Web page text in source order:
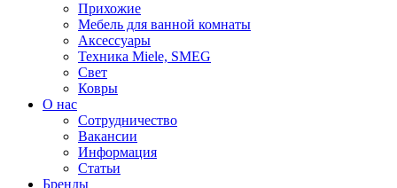
Прихожие
Мебель для ванной комнаты
Аксессуары
Техника Miele, SMEG
Свет
Ковры
О нас
Сотрудничество
Вакансии
Информация
Статьи
Бренды